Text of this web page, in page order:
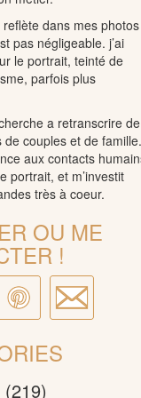
dans mes
pas négligeable. j’ai
le portrait, teinté de
parfois plus
a retranscrire
couples et de famille.
aux contacts
portrait, et m’investit
très à coeur.
OU ME
!
(219)